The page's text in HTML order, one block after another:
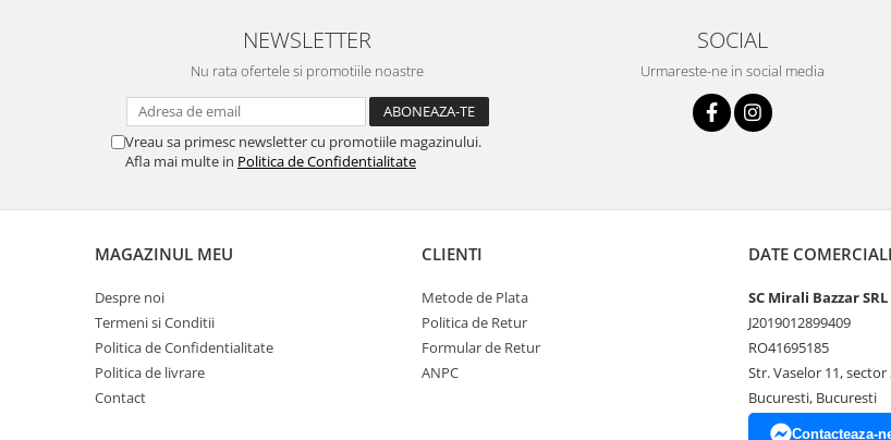
NEWSLETTER
Nu rata ofertele si promotiile noastre
Vreau sa primesc newsletter cu promotiile magazinului.
Afla mai multe in Politica de Confidentialitate
SOCIAL
Urmareste-ne in social media
MAGAZINUL MEU
Despre noi
Termeni si Conditii
Politica de Confidentialitate
Politica de livrare
Contact
CLIENTI
Metode de Plata
Politica de Retur
Formular de Retur
ANPC
DATE
SC Mirali Bazzar SRL
J2019012899409
RO41695185
Str. Vaselor 11, sector
Bucuresti, Bucuresti
Contacteaza-